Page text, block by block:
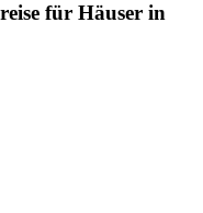
für Häuser in